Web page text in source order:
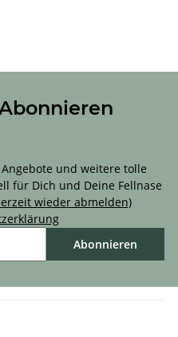
und weitere tolle
für Dich und Deine Fellnase
wieder abmelden)
Abonnieren